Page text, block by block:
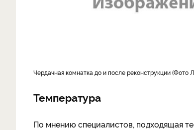
Чердачная комнатка до и после реконструкции
Температура
По мнению специалистов, подходящая